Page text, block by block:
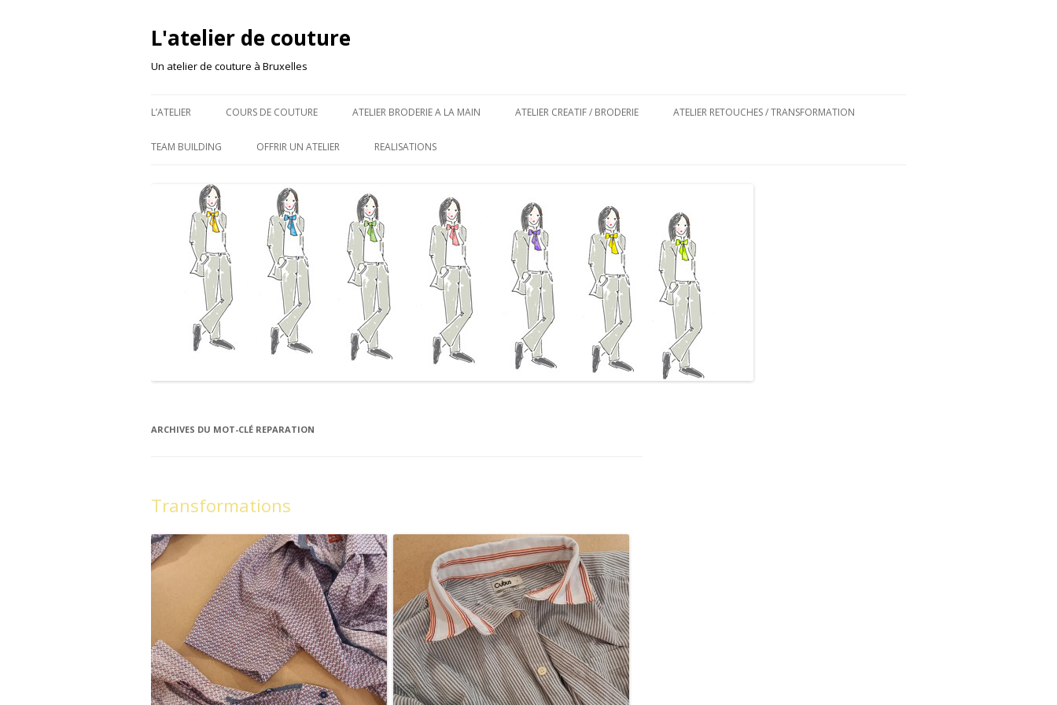
L'atelier de couture
Un atelier de couture à Bruxelles
L’ATELIER COURS DE COUTURE ATELIER BRODERIE A LA MAIN ATELIER CREATIF / BRODERIE ATELIER RETOUCHES / TRANSFORMATION
TEAM BUILDING OFFRIR UN ATELIER REALISATIONS
ARCHIVES DU MOT-CLÉ REPARATION
Transformations